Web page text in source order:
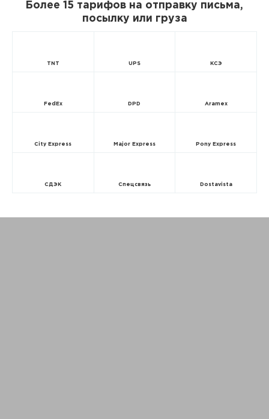
Более 15 тарифов на отправку письма,
посылку или груза
TNT UPS КСЭ
FedEx DPD Aramex
City Express Major Express Pony Express
СДЭК Спецсвязь Dostavista